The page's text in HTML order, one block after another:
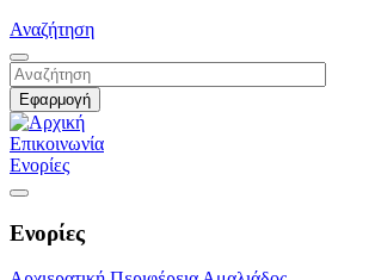
Αναζήτηση
Επικοινωνία
Ενορίες
Ενορίες